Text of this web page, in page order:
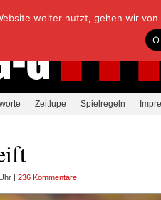
Zeitlupe Spielregeln
| 236 Kommentare
weiter nutzt, gehen wir